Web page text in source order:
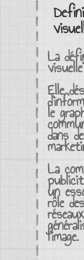
La
visuelle
Elle
le
dans
La
un
rôle
l’image.